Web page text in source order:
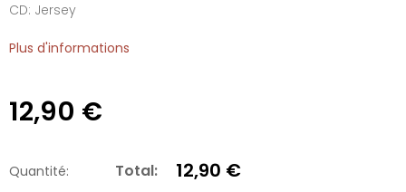
CD: Jersey
Plus d'informations
12,90 €
Quantité: Total: 12,90 €